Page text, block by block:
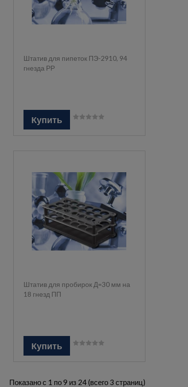
Штатив для пипеток ПЭ-2910, 94
гнезда РР
Купить
Штатив для пробирок Д=30 мм на
18 гнезд ПП
Купить
Показано с 1 по 9 из 24 (всего 3 страниц)